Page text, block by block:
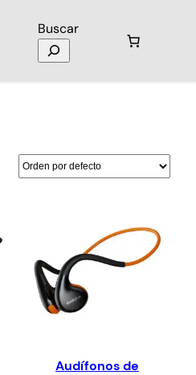
Buscar
Audífonos de